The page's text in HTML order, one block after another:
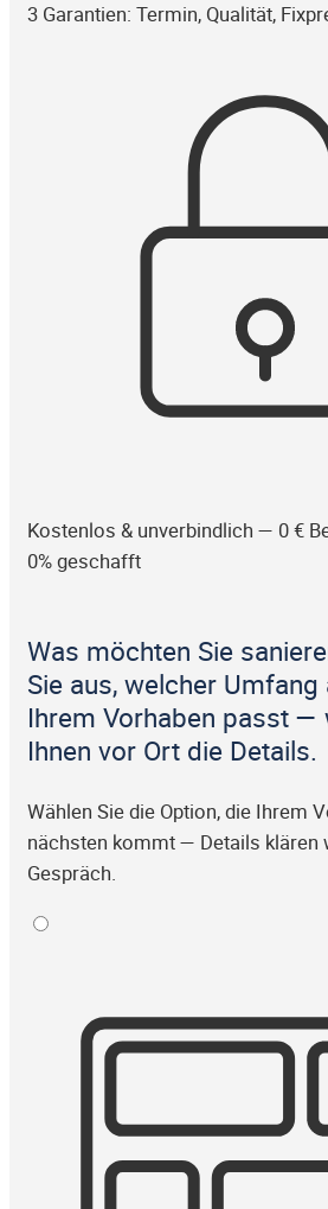
3 Garantien: Termin, Qualität,
Kostenlos & unverbindlich — 0 €
0% geschafft
Was möchten Sie
Sie aus, welcher
Ihrem Vorhaben passt —
Ihnen vor Ort die Details.
Wählen Sie die Option, die Ihrem
nächsten kommt — Details klären
Gespräch.